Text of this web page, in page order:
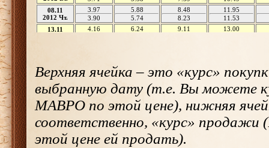
Верхняя ячейка – это «курс»
выбранную дату (т.е. Вы можете
МАВРО по этой цене), нижняя
соответственно, «курс»
этой цене ей продать).